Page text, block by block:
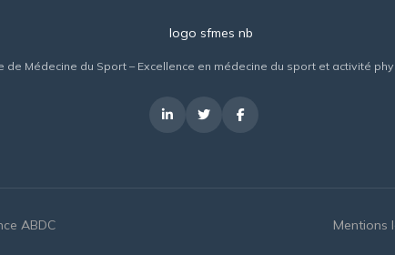
de Médecine du Sport – Excellence en médecine du sport et activité
ABDC Mentions